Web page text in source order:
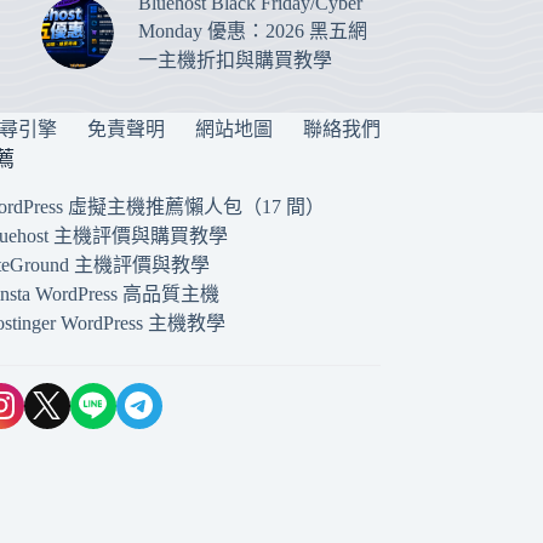
Monday 優惠：2026 黑五網
一主機折扣與購買教學
引擎 免責聲明 網站地圖 聯絡我們
虛擬主機推薦懶人包（17 間）
主機評價與購買教學
主機評價與教學
WordPress 高品質主機
WordPress 主機教學